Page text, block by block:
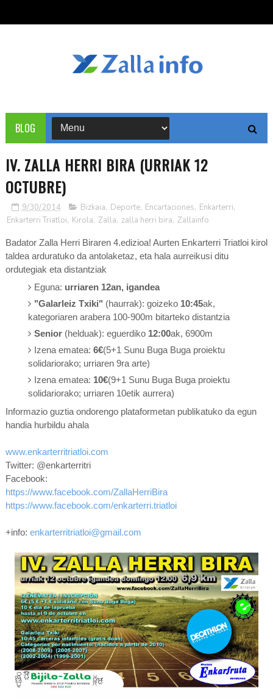
BLOG
IV. ZALLA HERRI BIRA (URRIAK 12
OCTUBRE)
9/30/2014 Bizkaia, Deporte, Encartaciones, Enkarterri,
Enkarterri Triatloi, Kirola, Zalla, zalla herri bira, Zallainfo
Badator Zalla Herri Biraren 4.edizioa! Aurten Enkarterri Triatloi kirol
taldea arduratuko da antolaketaz, eta hala aurreikusi ditu
ordutegiak eta distantziak
Eguna: urriaren 12an, igandea
"Galarleiz Txiki" (haurrak): goizeko 10:45ak,
kategoriaren arabera 100-900m bitarteko distantzia
Senior (helduak): eguerdiko 12:00ak, 6900m
Izena ematea:6€(5+1 Sunu Buga Buga proiektu
solidariorako; urriaren 9ra arte)
Izena ematea: 10€(9+1 Sunu Buga Buga proiektu
solidariorako; urriaren 10etik aurrera)
Informazio guztia ondorengo plataformetan publikatuko da egun
handia hurbildu ahala
www.enkarterritriatloi.com
Twitter: @enkarterritri
Facebook:
https://www.facebook.com/ZallaHerriBira
https://www.facebook.com/enkarterri.triatloi
+info: enkarterritriatloi@gmail.com